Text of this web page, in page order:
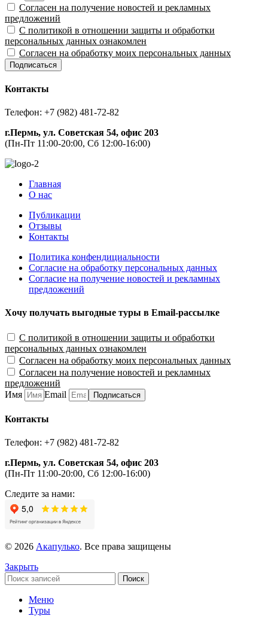
Согласен на получение новостей и рекламных
предложений
С политикой в отношении защиты и обработки
персональных данных ознакомлен
Согласен на обработку моих персональных данных
Подписаться
Контакты
Телефон: +7 (982) 481-72-82
г.Пермь, ул. Советская 54, офис 203
(Пн-Пт 11:00-20:00, Сб 12:00-16:00)
Главная
О нас
Публикации
Отзывы
Контакты
Политика конфендициальности
Согласие на обработку персональных данных
Согласие на получение новостей и рекламных
предложений
Хочу получать выгодные туры в Email-рассылке
С политикой в отношении защиты и обработки
персональных данных ознакомлен
Согласен на обработку моих персональных данных
Согласен на получение новостей и рекламных
предложений
Имя
Email Подписаться
Контакты
Телефон: +7 (982) 481-72-82
г.Пермь, ул. Советская 54, офис 203
(Пн-Пт 11:00-20:00, Сб 12:00-16:00)
Следите за нами:
© 2026 Акапулько. Все права защищены
Закрыть
Поиск
Меню
Туры